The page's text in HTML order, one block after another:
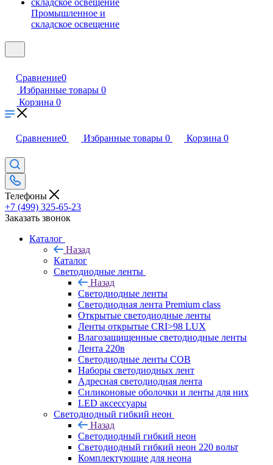
Промышленное и
складское освещение
Сравнение0
Избранные товары 0
Корзина 0
Сравнение0 Избранные товары 0 Корзина 0
Телефоны
+7 (499) 325-65-23
Заказать звонок
Каталог
Назад
Каталог
Светодиодные ленты
Назад
Светодиодные ленты
Светодиодная лента Premium class
Открытые светодиодные ленты
Ленты открытые CRI>98 LUX
Влагозащищенные светодиодные ленты
Лента 220в
Светодиодные ленты COB
Наборы светодиодных лент
Адресная светодиодная лента
Силиконовые оболочки и ленты для них
LED аксессуары
Светодиодный гибкий неон
Назад
Светодиодный гибкий неон
Светодиодный гибкий неон 220 вольт
Комплектующие для неона